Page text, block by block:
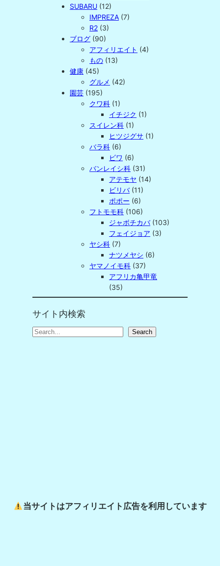
SUBARU (12)
IMPREZA (7)
R2 (3)
ブログ (90)
アフィリエイト (4)
もの (13)
健康 (45)
グルメ (42)
園芸 (195)
クワ科 (1)
イチジク (1)
スイレン科 (1)
ヒツジグサ (1)
バラ科 (6)
ビワ (6)
バンレイシ科 (31)
アテモヤ (14)
ビリバ(11)
ポポー (6)
フトモモ科 (106)
ジャボチカバ(103)
フェイジョア (3)
ヤシ科 (7)
ナツメヤシ (6)
ヤマノイモ科 (37)
アフリカ亀甲竜
(35)
サイト内検索
S
Search
当サイトはアフィリエイト広告を利用しています